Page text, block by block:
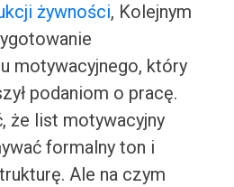
żywności, Kolejnym
motywacyjnego, który
podaniom o pracę.
że list motywacyjny
formalny ton i
Ale na czym